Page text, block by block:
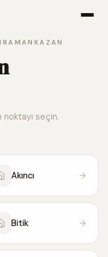
Hakkımızda
noktayı seçin.
Akıncı
Bitik